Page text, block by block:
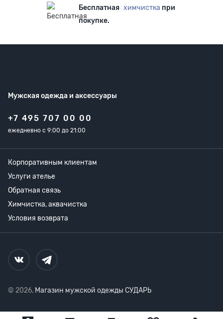
Бесплатная химчистка при
покупке.
Мужская одежда и аксессуары
+7 495 707 00 00
ежедневно с 9:00 до 21:00
Корпоративным клиентам
Услуги ателье
Обратная связь
Химчистка, аквачистка
Условия возврата
© 2026, Магазин мужской одежды СУДАРЬ